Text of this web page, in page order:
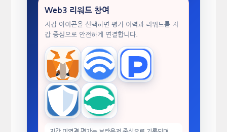
Web3 리워드 참여
지갑 아이콘을 선택하면 평가 이력과 리워드를 지
갑 중심으로 안전하게 연결합니다.
MetaMask WalletConnectTokenPocket
Trust Wallet imToken